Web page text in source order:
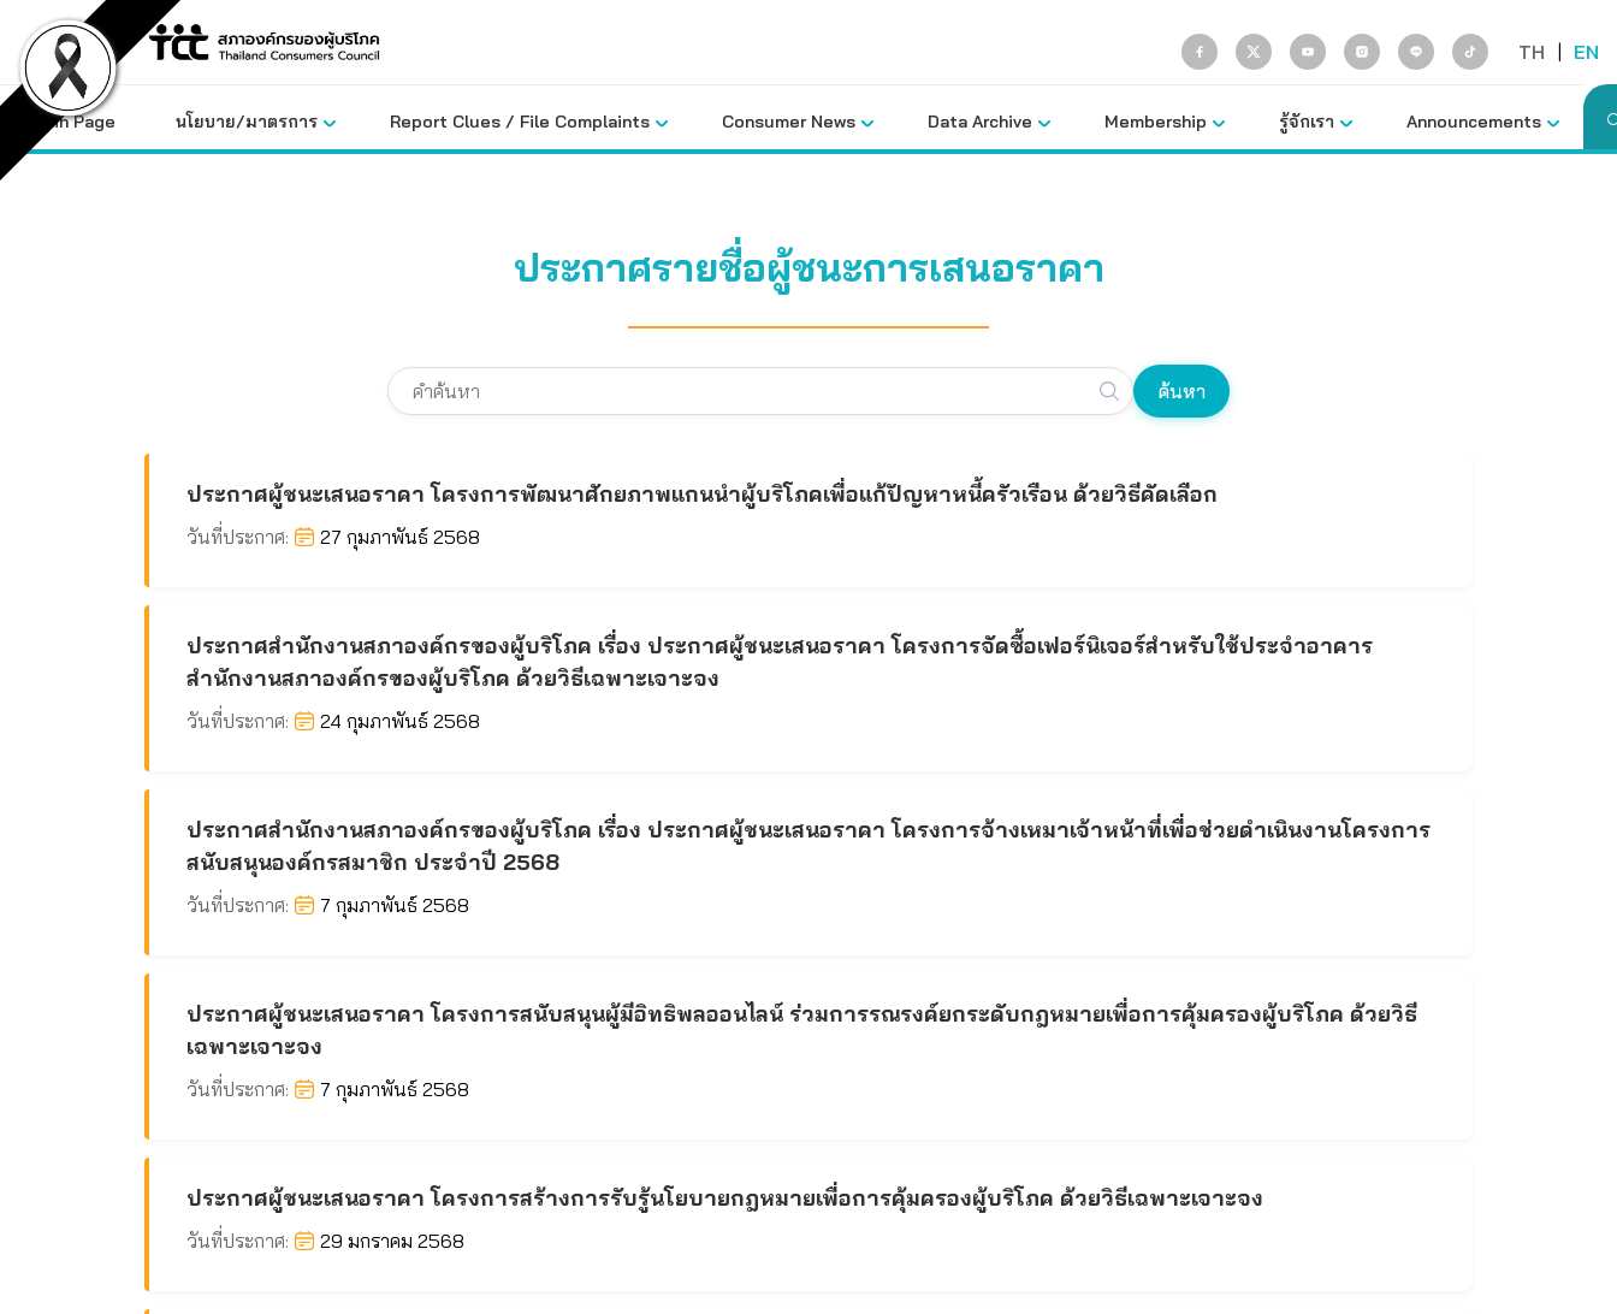
content
TH | EN
Main Page นโยบาย/มาตรการ Report Clues / File Complaints Consumer News Data Archive Membership รู้จักเรา Announcements
ประกาศรายชื่อผู้ชนะการเสนอราคา
ค้นหา
ประกาศผู้ชนะเสนอราคา โครงการพัฒนาศักยภาพแกนนำผู้บริโภคเพื่อแก้ปัญหาหนี้ครัวเรือน ด้วยวิธีคัดเลือก
วันที่ประกาศ: 27 กุมภาพันธ์ 2568
ประกาศสำนักงานสภาองค์กรของผู้บริโภค เรื่อง ประกาศผู้ชนะเสนอราคา โครงการจัดซื้อเฟอร์นิเจอร์สำหรับใช้ประจำอาคาร
สำนักงานสภาองค์กรของผู้บริโภค ด้วยวิธีเฉพาะเจาะจง
วันที่ประกาศ: 24 กุมภาพันธ์ 2568
ประกาศสำนักงานสภาองค์กรของผู้บริโภค เรื่อง ประกาศผู้ชนะเสนอราคา โครงการจ้างเหมาเจ้าหน้าที่เพื่อช่วยดำเนินงานโครงการ
สนับสนุนองค์กรสมาชิก ประจำปี 2568
วันที่ประกาศ: 7 กุมภาพันธ์ 2568
ประกาศผู้ชนะเสนอราคา โครงการสนับสนุนผู้มีอิทธิพลออนไลน์ ร่วมการรณรงค์ยกระดับกฎหมายเพื่อการคุ้มครองผู้บริโภค ด้วยวิธี
เฉพาะเจาะจง
วันที่ประกาศ: 7 กุมภาพันธ์ 2568
ประกาศผู้ชนะเสนอราคา โครงการสร้างการรับรู้นโยบายกฎหมายเพื่อการคุ้มครองผู้บริโภค ด้วยวิธีเฉพาะเจาะจง
วันที่ประกาศ: 29 มกราคม 2568